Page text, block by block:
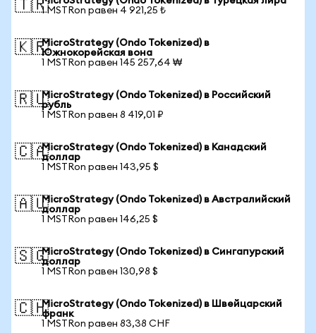
🇹🇷1 MSTRon равен 4 921,25 ₺
🇰🇷MicroStrategy (Ondo Tokenized) в
Южнокорейская вона
1 MSTRon равен 145 257,64 ₩
🇷🇺MicroStrategy (Ondo Tokenized) в Российский
рубль
1 MSTRon равен 8 419,01 ₽
🇨🇦MicroStrategy (Ondo Tokenized) в Канадский
доллар
1 MSTRon равен 143,95 $
🇦🇺MicroStrategy (Ondo Tokenized) в Австралийский
доллар
1 MSTRon равен 146,25 $
🇸🇬MicroStrategy (Ondo Tokenized) в Сингапурский
доллар
1 MSTRon равен 130,98 $
🇨🇭MicroStrategy (Ondo Tokenized) в Швейцарский
франк
1 MSTRon равен 83,38 CHF